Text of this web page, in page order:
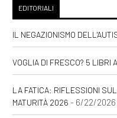
EDITORIALI
IL NEGAZIONISMO
VOGLIA DI FRESCO? 5 LIBRI
LA FATICA: RIFLESSIONI
MATURITÀ 2026 - 6/22/2026